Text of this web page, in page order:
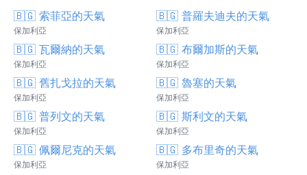
🇧🇬 索菲亞的天氣
保加利亞
🇧🇬 普羅夫迪夫的天氣
保加利亞
🇧🇬 瓦爾納的天氣
保加利亞
🇧🇬 布爾加斯的天氣
保加利亞
🇧🇬 舊扎戈拉的天氣
保加利亞
🇧🇬 魯塞的天氣
保加利亞
🇧🇬 普列文的天氣
保加利亞
🇧🇬 斯利文的天氣
保加利亞
🇧🇬 佩爾尼克的天氣
保加利亞
🇧🇬 多布里奇的天氣
保加利亞